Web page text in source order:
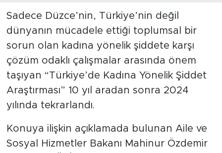
Sadece Düzce’nin, Türkiye’nin değil
dünyanın mücadele ettiği toplumsal bir
sorun olan kadına yönelik şiddete karşı
çözüm odaklı çalışmalar arasında önem
taşıyan “Türkiye’de Kadına Yönelik Şiddet
Araştırması” 10 yıl aradan sonra 2024
yılında tekrarlandı.
Konuya ilişkin açıklamada bulunan Aile ve
Sosyal Hizmetler Bakanı Mahinur Özdemir